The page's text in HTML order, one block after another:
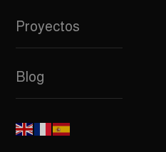
Proyectos
Blog